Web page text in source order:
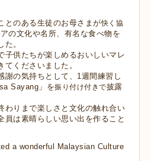
とのある生徒のお母さまが快く協
の文化や名所、有名な食べ物を
。
子供たちが楽しめるおいしいマレ
てくださいました。
謝の気持ちとして、1週間練習し
Sayang」を振り付け付きで披露
わりまで楽しさと文化の触れ合い
員は素晴らしい思い出を作ること
a wonderful Malaysian Culture